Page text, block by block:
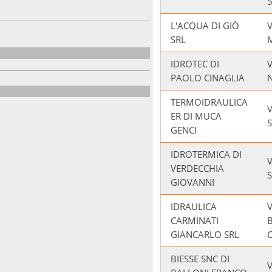
L'ACQUA DI GIÒ
SRL
IDROTEC DI
PAOLO CINAGLIA
TERMOIDRAULICA
ER DI MUCA
GENCI
IDROTERMICA DI
VERDECCHIA
GIOVANNI
IDRAULICA
CARMINATI
GIANCARLO SRL
BIESSE SNC DI